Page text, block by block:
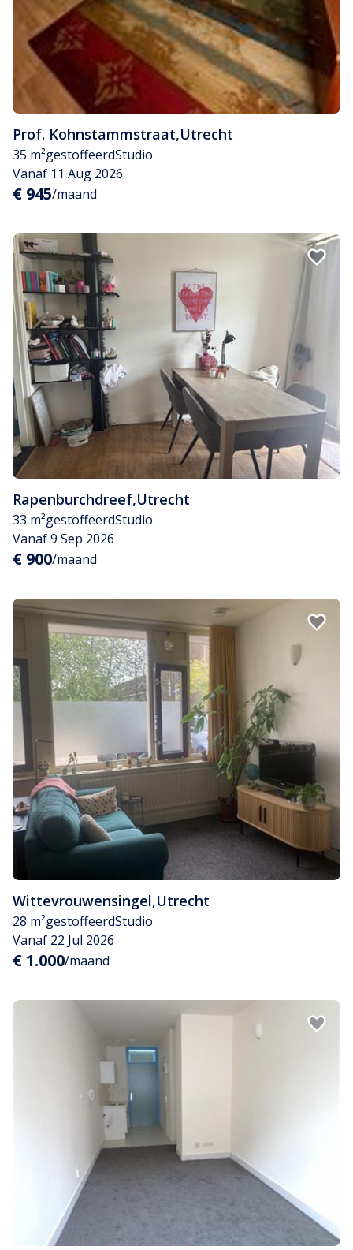
Prof. Kohnstammstraat,Utrecht
35 m²gestoffeerdStudio
Vanaf 11 Aug 2026
€ 945/maand
Rapenburchdreef,Utrecht
33 m²gestoffeerdStudio
Vanaf 9 Sep 2026
€ 900/maand
Wittevrouwensingel,Utrecht
28 m²gestoffeerdStudio
Vanaf 22 Jul 2026
€ 1.000/maand